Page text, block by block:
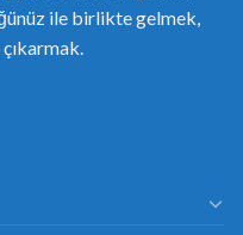
ile birlikte gelmek,